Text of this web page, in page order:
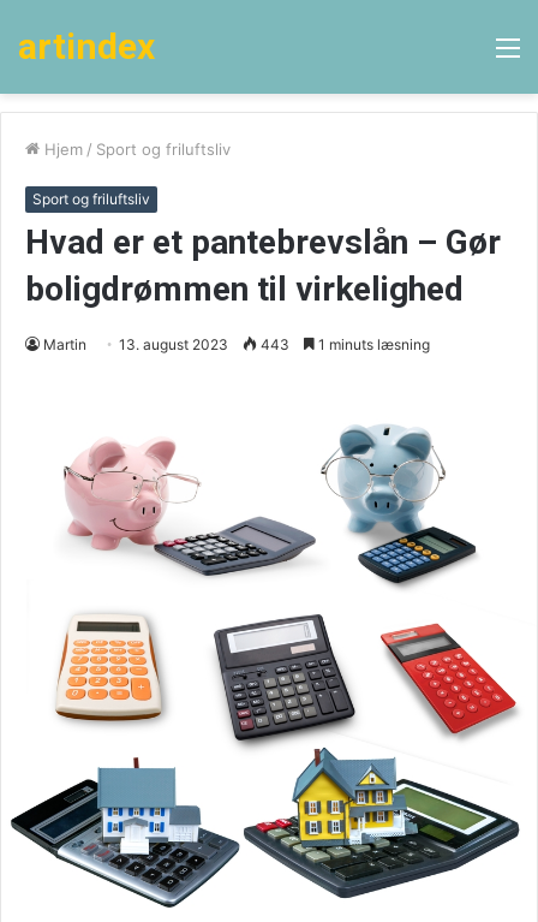
artindex
Hjem / Sport og friluftsliv
Sport og friluftsliv
Hvad er et pantebrevslån – Gør
boligdrømmen til virkelighed
Martin 13. august 2023 443 1 minuts læsning